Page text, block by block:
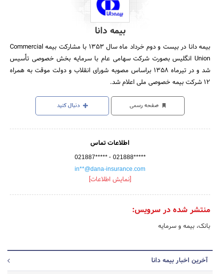
بیمه دانا
بیمه دانا در بیست و دوم خرداد ماه سال 1353 با مشارکت بیمه Commercial
Union انگلیس بصورت شرکت سهامی عام با سرمایه بخش خصوصی تأسیس
شد و در تیرماه 1358 براساس مصوبه شورای انقلاب و دولت موقت به همراه
12 شرکت بیمه خصوصی ملی اعلام شد.
صفحه رسمی دنبال کنید
اطلاعات تماس
021887***** - 021888*****
in**@dana-insurance.com
[نمایش اطلاعات]
منتشر شده در سرویس:
بانک، بیمه و سرمایه
آخرین اخبار بیمه دانا